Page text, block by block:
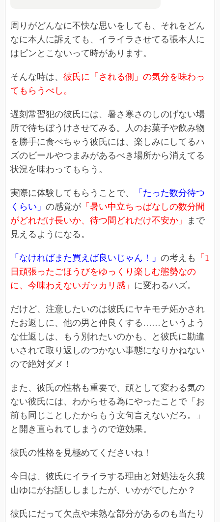
周りがどんなに不快な思いをしても、それをどん
なに本人に訴えても、イライラさせてる張本人に
はピンとこないって時があります。
そんな時は、 彼氏に「される側」の気分を味わっ
てもらうべし。
遅刻常習犯の彼氏には、暑さ寒さのしのげない場
所で待ちぼうけさせてみる。人のお菓子や飲み物
を勝手に食べちゃう彼氏には、楽しみにしてるハ
ズのビールやつまみがあるべき場所から消えてる
状況を味わってもらう。
実際に体験してもらうことで、
「たった数分待つ
くらい」 の感覚が 「暑い中立ちっぱなしの数分間
がどれだけ長いか、待つ間どれだけ不安か」
まで
見えるようになる。
「なければまた買えば良いじゃん！」 の考えも
「1
日頑張ったごほうびをゆっくり楽しむ態勢なの
に、今味わえないガッカリ感」 に変わるハズ。
だけど、注意したいのは彼氏にヤキモチ妬かされ
たお返しに、他の男と仲良くする……というよう
な仕返しは、もう別れたいのかも、と彼氏に勘違
いされて取り返しのつかない事態になりかねない
ので絶対ダメ！
また、彼氏の性格も重要で、頑として変わる気の
ない彼氏には、わからせる為にやったことで「お
前も同じことしたからもう文句言えないだろ。」
と開き直られてしまうので逆効果。
彼氏の性格を見極めてくださいね！
今日は、彼氏にイライラする理由と対処法を久我
山ゆにがお話ししましたが、いかがでしたか？
彼氏にだって欠点や未熟な部分があるのも当たり